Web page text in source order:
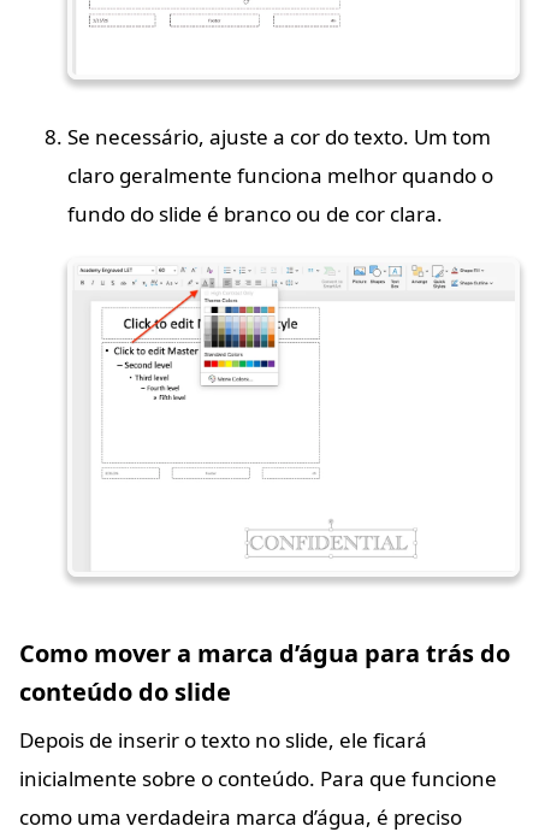
Se necessário, ajuste a cor do texto. Um tom
claro geralmente funciona melhor quando o
fundo do slide é branco ou de cor clara.
Como mover a marca d’água para trás do
conteúdo do slide
Depois de inserir o texto no slide, ele ficará
inicialmente sobre o conteúdo. Para que funcione
como uma verdadeira marca d’água, é preciso